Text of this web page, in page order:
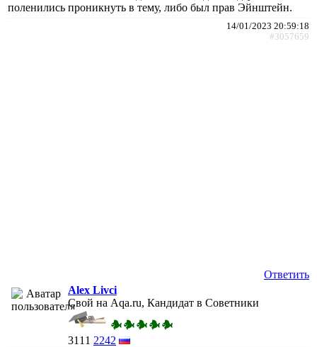
поленились проникнуть в тему, либо был прав Эйнштейн.
14/01/2023 20:59:18
#3057659
Ответить
Alex Livci
Свой на Aqa.ru, Кандидат в Советники
3111 2242